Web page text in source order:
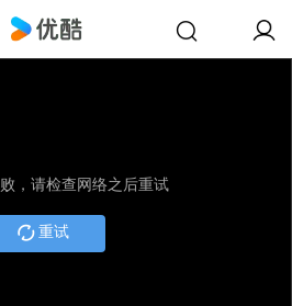
，请检查网络之后重试
重试